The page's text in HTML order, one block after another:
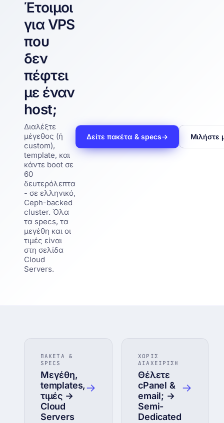
Έτοιμοι
για VPS
που
δεν
πέφτει
με έναν
host;
Διαλέξτε
μέγεθος (ή
custom),
template, και
κάντε boot σε
60
δευτερόλεπτα
- σε ελληνικό,
Ceph-backed
cluster. Όλα
τα specs, τα
μεγέθη και οι
τιμές είναι
στη σελίδα
Cloud
Servers.
Δείτε πακέτα & specs→ Μιλήστε
ΠΑΚΕΤΑ &
SPECS
Μεγέθη,
templates,
τιμές →
Cloud
Servers
→
ΧΩΡΙΣ
ΔΙΑΧΕΙΡΙΣΗ
Θέλετε
cPanel &
email; →
Semi-
Dedicated
→